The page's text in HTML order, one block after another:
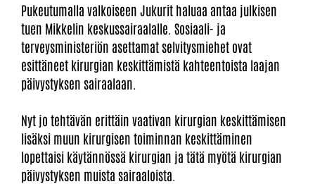
Pukeutumalla valkoiseen Jukurit haluaa antaa julkisen
tuen Mikkelin keskussairaalalle. Sosiaali- ja
terveysministeriön asettamat selvitysmiehet ovat
esittäneet kirurgian keskittämistä kahteentoista laajan
päivystyksen sairaalaan.
Nyt jo tehtävän erittäin vaativan kirurgian keskittämisen
lisäksi muun kirurgisen toiminnan keskittäminen
lopettaisi käytännössä kirurgian ja tätä myötä kirurgian
päivystyksen muista sairaaloista.